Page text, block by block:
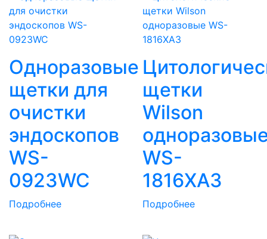
Одноразовые
щетки для
очистки
эндоскопов
WS-
0923WC
Подробнее
щетки
Wilson
WS-
1816XA3
Подробнее